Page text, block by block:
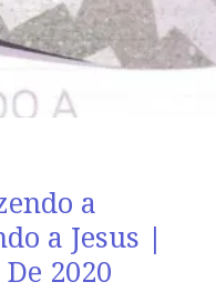
a
a Jesus |
2020